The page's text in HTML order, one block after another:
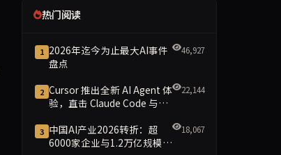
热门阅读
1 2026年迄今为止最大AI事件
盘点
46,927
2 Cursor 推出全新 AI Agent 体
验，直击 Claude Code 与
22,144
3 中国AI产业2026转折：超
6000家企业与1.2万亿规模引
18,067